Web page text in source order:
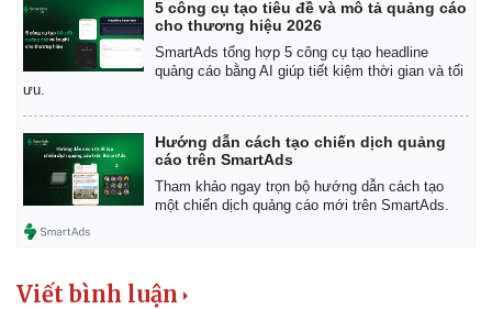
5 công cụ tạo tiêu đề và mô tả quảng cáo
cho thương hiệu 2026
SmartAds tổng hợp 5 công cụ tạo headline
quảng cáo bằng AI giúp tiết kiệm thời gian và tối
ưu.
Hướng dẫn cách tạo chiến dịch quảng
cáo trên SmartAds
Tham khảo ngay trọn bộ hướng dẫn cách tạo
một chiến dịch quảng cáo mới trên SmartAds.
Viết bình luận